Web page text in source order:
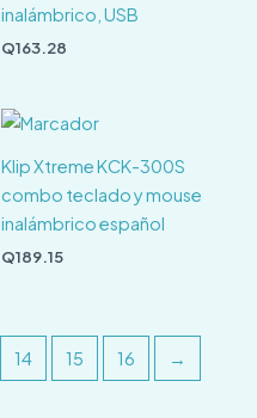
inalámbrico, USB
Q163.28
Klip Xtreme KCK-300S
combo teclado y mouse
inalámbrico español
Q189.15
14 15 16 →